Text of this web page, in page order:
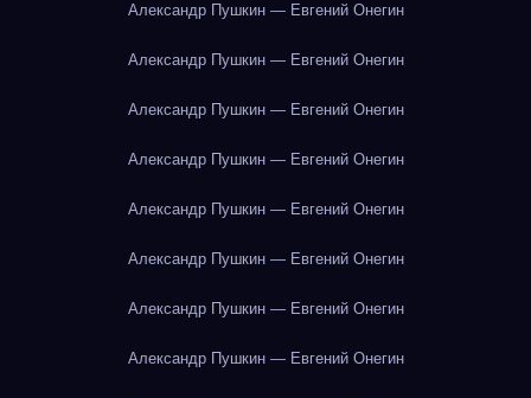
Александр Пушкин — Евгений Онегин
Александр Пушкин — Евгений Онегин
Александр Пушкин — Евгений Онегин
Александр Пушкин — Евгений Онегин
Александр Пушкин — Евгений Онегин
Александр Пушкин — Евгений Онегин
Александр Пушкин — Евгений Онегин
Александр Пушкин — Евгений Онегин